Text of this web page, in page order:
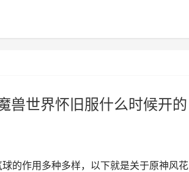
兽世界怀旧服什么时候开的
的作用多种多样，以下就是关于原神风花